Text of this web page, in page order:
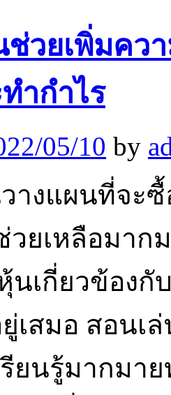
วยเพิ่มคว
ำกำไร
05/10 by
วางแผนที่จะ
ยเหลือมาก
นเกี่ยวข้องกั
เสมอ สอน
ยนรู้มากมา